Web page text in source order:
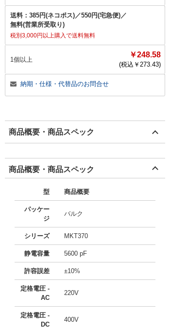
送料： 385円(ネコポス)／550円(宅急便)／
無料(営業所受取り)
税別3,000円以上購入で送料無料
1個以上
￥248.58
(税込￥ 273.43)
納期・仕様・代替品のお問合せ
商品概要・商品スペック
商品概要・商品スペック
型 商品概要
パッケー
ジ
バルク
シリーズ MKT370
静電容量 5600 pF
許容誤差 ±10%
定格電圧 -
AC
220V
定格電圧 -
DC
400V